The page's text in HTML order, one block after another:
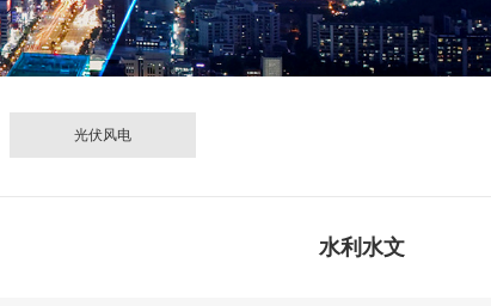
光伏风电
水利水文